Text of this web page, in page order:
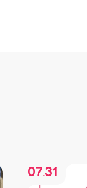
07.31